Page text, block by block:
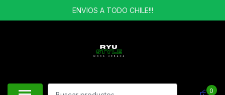
ENVIOS A TODO CHILE!!!
0